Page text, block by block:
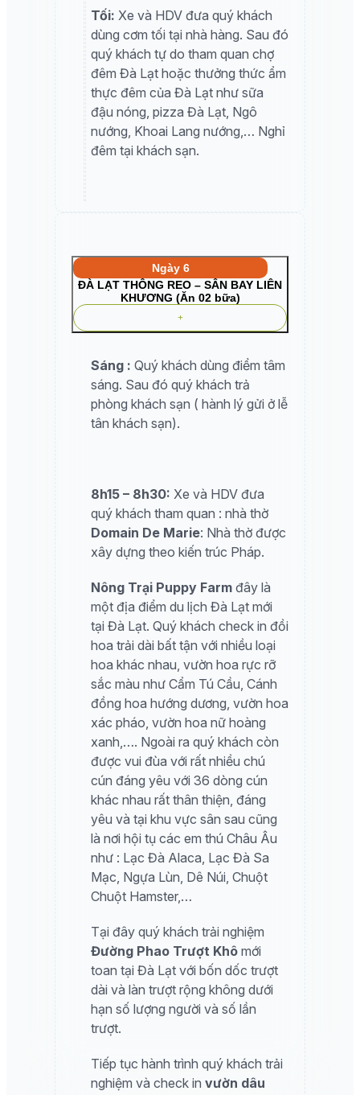
Tối: Xe và HDV đưa quý khách
dùng cơm tối tại nhà hàng. Sau đó
quý khách tự do tham quan chợ
đêm Đà Lạt hoặc thưởng thức ẩm
thực đêm của Đà Lạt như sữa
đậu nóng, pizza Đà Lạt, Ngô
nướng, Khoai Lang nướng,… Nghỉ
đêm tại khách sạn.
Ngày 6
ĐÀ LẠT THÔNG REO – SÂN BAY LIÊN
KHƯƠNG (Ăn 02 bữa)
Sáng : Quý khách dùng điểm tâm
sáng. Sau đó quý khách trả
phòng khách sạn ( hành lý gửi ở lễ
tân khách sạn).
8h15 – 8h30: Xe và HDV đưa
quý khách tham quan : nhà thờ
Domain De Marie: Nhà thờ được
xây dựng theo kiến trúc Pháp.
Nông Trại Puppy Farm đây là
một địa điểm du lịch Đà Lạt mới
tại Đà Lạt. Quý khách check in đồi
hoa trải dài bất tận với nhiều loại
hoa khác nhau, vườn hoa rực rỡ
sắc màu như Cẩm Tú Cầu, Cánh
đồng hoa hướng dương, vườn hoa
xác pháo, vườn hoa nữ hoàng
xanh,…. Ngoài ra quý khách còn
được vui đùa với rất nhiều chú
cún đáng yêu với 36 dòng cún
khác nhau rất thân thiện, đáng
yêu và tại khu vực sân sau cũng
là nơi hội tụ các em thú Châu Âu
như : Lạc Đà Alaca, Lạc Đà Sa
Mạc, Ngựa Lùn, Dê Núi, Chuột
Chuột Hamster,…
Tại đây quý khách trải nghiệm
Đường Phao Trượt Khô mới
toan tại Đà Lạt với bốn dốc trượt
dài và làn trượt rộng không dưới
hạn số lượng người và số lần
trượt.
Tiếp tục hành trình quý khách trải
nghiệm và check in vườn dâu